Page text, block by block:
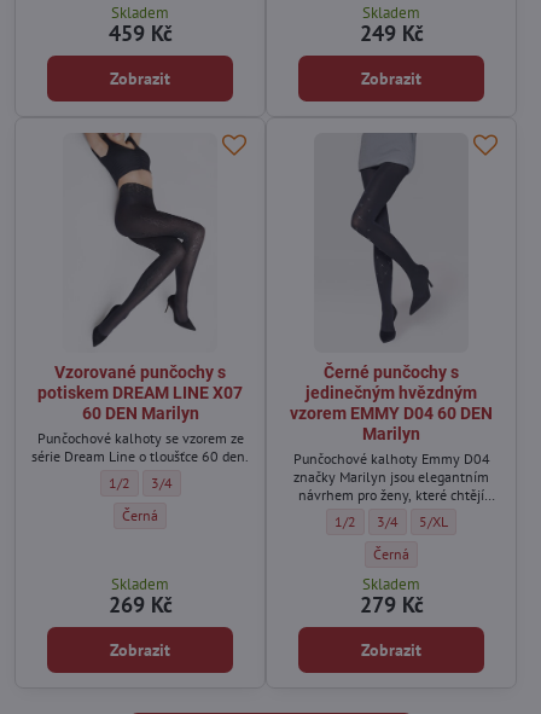
Skladem
459 Kč
Zobrazit
Skladem
249 Kč
Zobrazit
Vzorované punčochy s
potiskem DREAM LINE X07
60 DEN Marilyn
Punčochové kalhoty se vzorem ze
série Dream Line o tloušťce 60 den.
Vzorované punčochy s potiskem DREAM LINE X07 60 DEN Marilyn -
1/2 Vzorované punčochy s potiskem DREAM LINE X07 60 DEN
3/4
Vzorované punčochy s potiskem DREAM LINE X07 60 DEN Marilyn -
Černá
Skladem
269 Kč
Zobrazit
Černé punčochy s
jedinečným hvězdným
vzorem EMMY D04 60 DEN
Marilyn
Punčochové kalhoty Emmy D04
značky Marilyn jsou elegantním
návrhem pro ženy, které chtějí
svému stylu dodat trochu jemného
lesku.
Černé punčochy s jedinečným
1/2 Černé punčochy s
3/4 Černé punčochy s
5/XL
Černé punčochy s
Černá
Skladem
279 Kč
Zobrazit